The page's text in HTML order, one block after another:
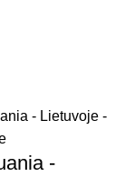
-